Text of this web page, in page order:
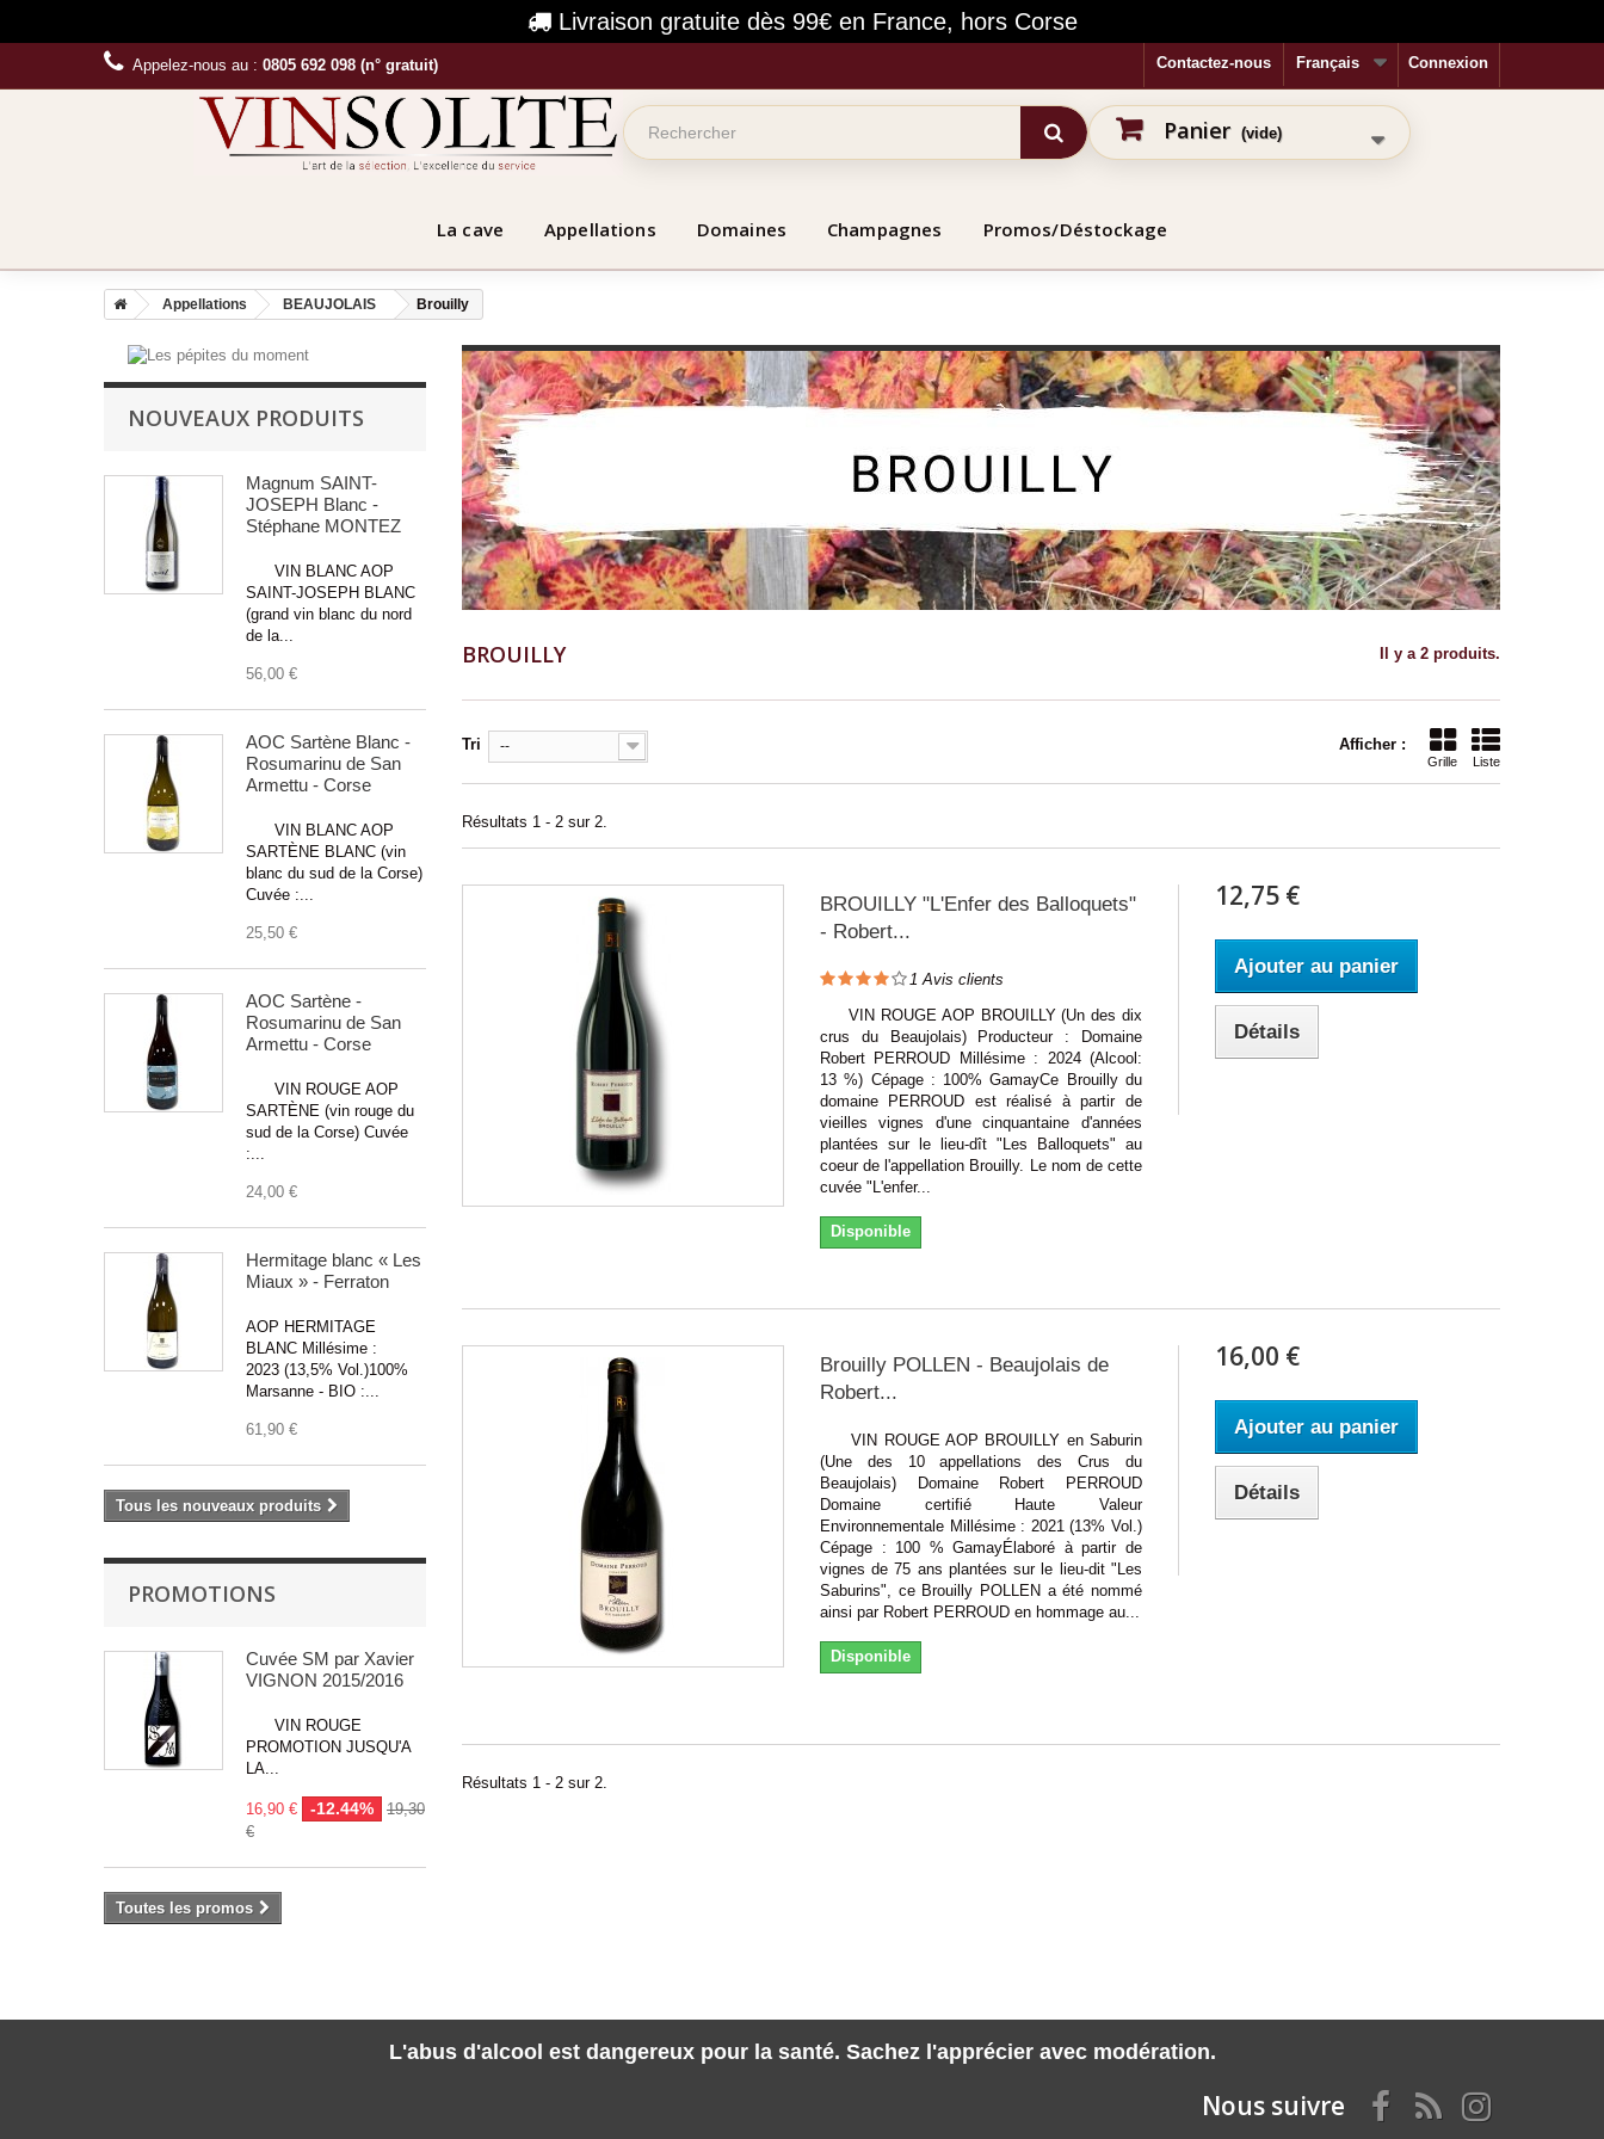
Livraison gratuite dès 99€ en France, hors Corse
Connexion
Français
Contactez-nous
Appelez-nous au : 0805 692 098 (n° gratuit)
Panier (vide)
La cave Appellations Domaines Champagnes Promos/Déstockage
Appellations BEAUJOLAIS Brouilly
NOUVEAUX PRODUITS
Magnum SAINT-
JOSEPH Blanc -
Stéphane MONTEZ
VIN BLANC AOP
SAINT-JOSEPH BLANC
(grand vin blanc du nord
de la...
56,00 €
AOC Sartène Blanc -
Rosumarinu de San
Armettu - Corse
VIN BLANC AOP
SARTÈNE BLANC (vin
blanc du sud de la Corse)
Cuvée :...
25,50 €
AOC Sartène -
Rosumarinu de San
Armettu - Corse
VIN ROUGE AOP
SARTÈNE (vin rouge du
sud de la Corse) Cuvée
:...
24,00 €
Hermitage blanc « Les
Miaux » - Ferraton
AOP HERMITAGE
BLANC Millésime :
2023 (13,5% Vol.)100%
Marsanne - BIO :...
61,90 €
Tous les nouveaux produits
PROMOTIONS
Cuvée SM par Xavier
VIGNON 2015/2016
VIN ROUGE
PROMOTION JUSQU'A
LA...
16,90 € -12.44%
19,30
€
Toutes les promos
BROUILLY Il y a 2 produits.
Afficher :
Grille Liste
Tri --
Résultats 1 - 2 sur 2.
BROUILLY "L'Enfer des Balloquets"
- Robert...
1 Avis clients
VIN ROUGE AOP BROUILLY (Un des dix
crus du Beaujolais) Producteur : Domaine
Robert PERROUD Millésime : 2024 (Alcool:
13 %) Cépage : 100% GamayCe Brouilly du
domaine PERROUD est réalisé à partir de
vieilles vignes d'une cinquantaine d'années
plantées sur le lieu-dît "Les Balloquets" au
coeur de l'appellation Brouilly. Le nom de cette
cuvée "L'enfer...
Disponible
12,75 €
Ajouter au panier
Détails
Brouilly POLLEN - Beaujolais de
Robert...
VIN ROUGE AOP BROUILLY en Saburin
(Une des 10 appellations des Crus du
Beaujolais) Domaine Robert PERROUD
Domaine certifié Haute Valeur
Environnementale Millésime : 2021 (13% Vol.)
Cépage : 100 % GamayÉlaboré à partir de
vignes de 75 ans plantées sur le lieu-dit "Les
Saburins", ce Brouilly POLLEN a été nommé
ainsi par Robert PERROUD en hommage au...
Disponible
16,00 €
Ajouter au panier
Détails
Résultats 1 - 2 sur 2.
L'abus d'alcool est dangereux pour la santé. Sachez l'apprécier avec modération.
Nous suivre